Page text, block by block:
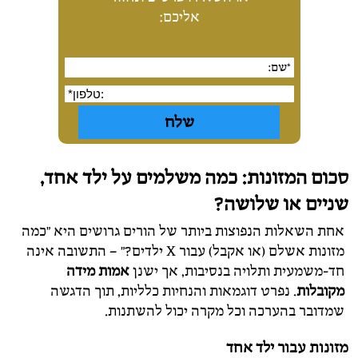
אליכם:
סכום המזונות: כמה משלמים על ילד אחד,
שניים או שלושה?
אחת השאלות הנפוצות ביותר של הורים גרושים היא "כמה
מזונות אשלם (או אקבל) עבור X ילדים?" – התשובה אינה
חד-משמעית ותלויה בנסיבות, אך ישנןאמות מידה
מקובלות. נפרט דוגמאות והנחיות כלליות, תוך הדגשה
שמדובר בהערכה וכל מקרה יכול להשתנות.
מזונות עבור ילד אחד